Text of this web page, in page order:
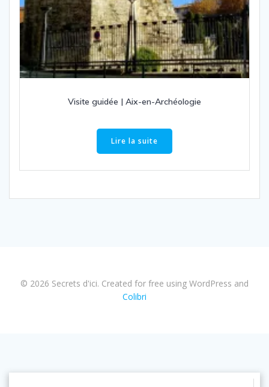
Visite guidée | Aix-en-Archéologie
Lire la suite
© 2026 Secrets d'ici. Created for free using WordPress and
Colibri